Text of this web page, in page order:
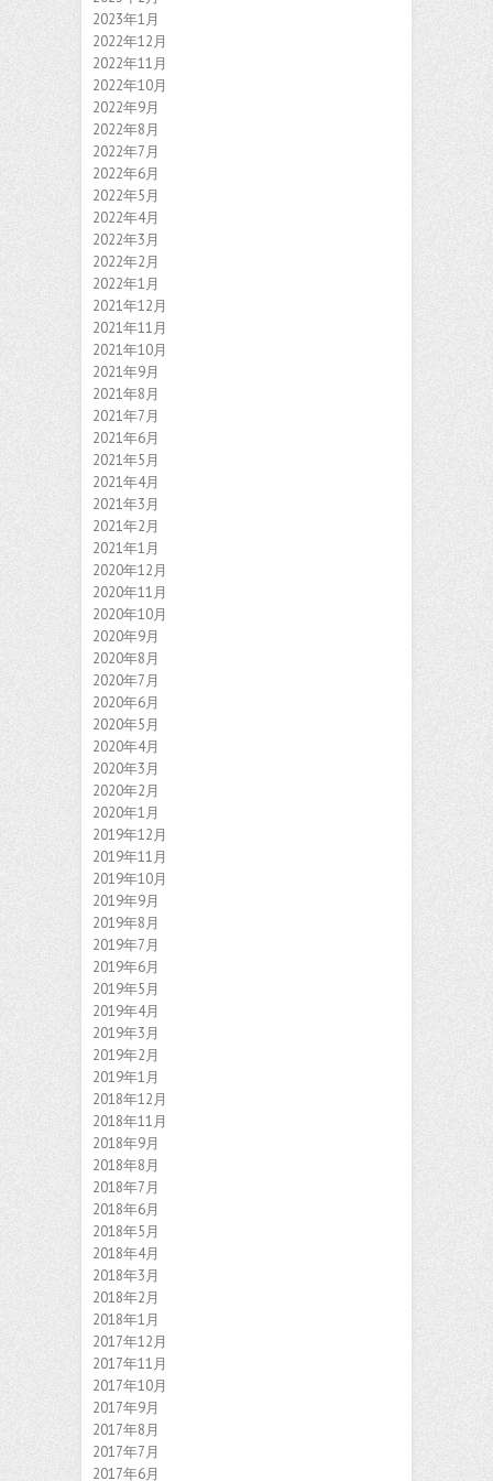
2023年1月
2022年12月
2022年11月
2022年10月
2022年9月
2022年8月
2022年7月
2022年6月
2022年5月
2022年4月
2022年3月
2022年2月
2022年1月
2021年12月
2021年11月
2021年10月
2021年9月
2021年8月
2021年7月
2021年6月
2021年5月
2021年4月
2021年3月
2021年2月
2021年1月
2020年12月
2020年11月
2020年10月
2020年9月
2020年8月
2020年7月
2020年6月
2020年5月
2020年4月
2020年3月
2020年2月
2020年1月
2019年12月
2019年11月
2019年10月
2019年9月
2019年8月
2019年7月
2019年6月
2019年5月
2019年4月
2019年3月
2019年2月
2019年1月
2018年12月
2018年11月
2018年9月
2018年8月
2018年7月
2018年6月
2018年5月
2018年4月
2018年3月
2018年2月
2018年1月
2017年12月
2017年11月
2017年10月
2017年9月
2017年8月
2017年7月
2017年6月